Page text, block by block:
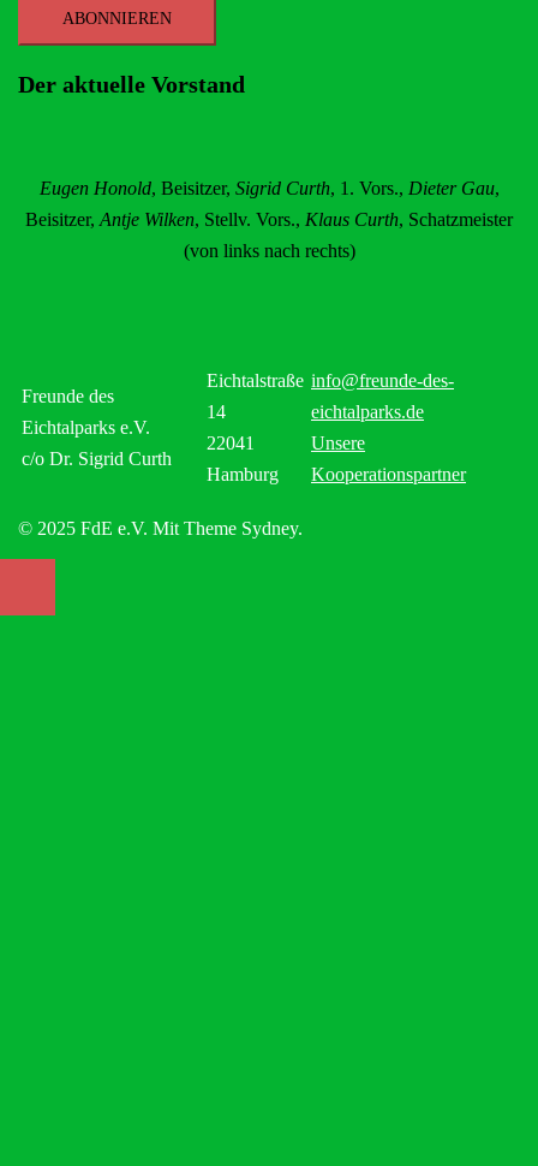
Der aktuelle Vorstand
Eugen Honold, Beisitzer, Sigrid Curth, 1. Vors., Dieter Gau,
Beisitzer, Antje Wilken, Stellv. Vors., Klaus Curth, Schatzmeister
(von links nach rechts)
Freunde des
Eichtalparks e.V.
c/o Dr. Sigrid Curth
Eichtalstraße
14
22041
Hamburg
info@freunde-des-
eichtalparks.de
Unsere
Kooperationspartner
© 2025 FdE e.V. Mit Theme Sydney.